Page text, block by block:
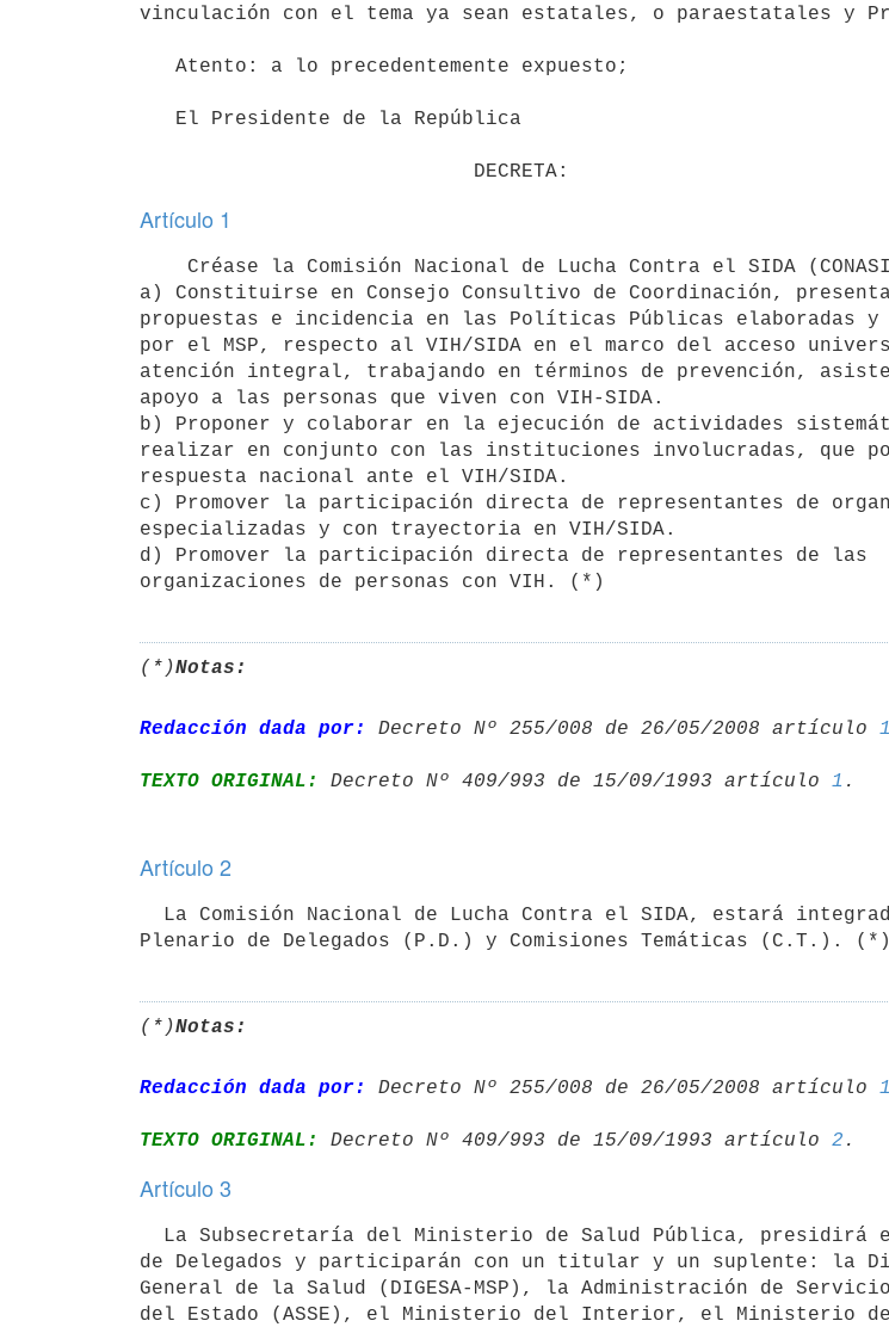
vinculación con el tema ya sean estatales, o paraestatales y
Artículo 1
a) Constituirse en Consejo Consultivo de Coordinación,
propuestas e incidencia en las Políticas Públicas elaboradas y
por el MSP, respecto al VIH/SIDA en el marco del acceso
atención integral, trabajando en términos de prevención,
apoyo a las personas que viven con VIH-SIDA.
b) Proponer y colaborar en la ejecución de actividades
realizar en conjunto con las instituciones involucradas, que
respuesta nacional ante el VIH/SIDA.
c) Promover la participación directa de representantes de
especializadas y con trayectoria en VIH/SIDA.
d) Promover la participación directa de representantes de las
(*)Notas:
Redacción dada por: Decreto Nº 255/008 de 26/05/2008 artículo 1
TEXTO ORIGINAL: Decreto Nº 409/993 de 15/09/1993 artículo 1
Artículo 2
Plenario de Delegados (P.D.) y Comisiones Temáticas (C.T.). (*)
(*)Notas:
Redacción dada por: Decreto Nº 255/008 de 26/05/2008 artículo 1
TEXTO ORIGINAL: Decreto Nº 409/993 de 15/09/1993 artículo 2
Artículo 3
de Delegados y participarán con un titular y un suplente: la
General de la Salud (DIGESA-MSP), la Administración de
del Estado (ASSE), el Ministerio del Interior, el Ministerio de